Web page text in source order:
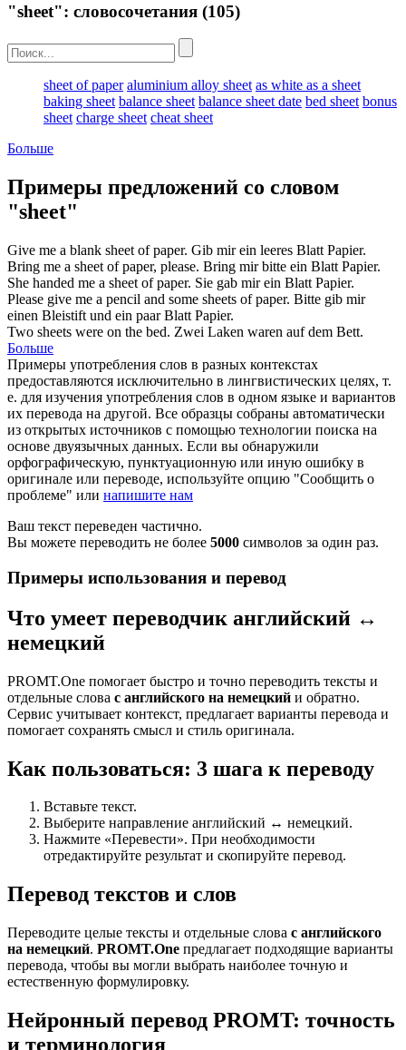
"sheet": словосочетания (105)
sheet of paper aluminium alloy sheet as white as a sheet
baking sheet balance sheet balance sheet date bed sheet bonus
sheet charge sheet cheat sheet
Больше
Примеры предложений со словом
"sheet"
Give me a blank sheet of paper. Gib mir ein leeres Blatt Papier.
Bring me a sheet of paper, please. Bring mir bitte ein Blatt Papier.
She handed me a sheet of paper. Sie gab mir ein Blatt Papier.
Please give me a pencil and some sheets of paper. Bitte gib mir
einen Bleistift und ein paarBlatt Papier.
Two sheets were on the bed. Zwei Laken waren auf dem Bett.
Больше
Примеры употребления слов в разных контекстах
предоставляются исключительно в лингвистических целях, т.
е. для изучения употребления слов в одном языке и вариантов
их перевода на другой. Все образцы собраны автоматически
из открытых источников с помощью технологии поиска на
основе двуязычных данных. Если вы обнаружили
орфографическую, пунктуационную или иную ошибку в
оригинале или переводе, используйте опцию "Сообщить о
проблеме" или напишите нам
Ваш текст переведен частично.
Вы можете переводить не более 5000 символов за один раз.
Примеры использования и перевод
Что умеет переводчик английский ↔
немецкий
PROMT.One помогает быстро и точно переводить тексты и
отдельные слова с английского на немецкий и обратно.
Сервис учитывает контекст, предлагает варианты перевода и
помогает сохранять смысл и стиль оригинала.
Как пользоваться: 3 шага к переводу
Вставьте текст.
Выберите направление английский ↔ немецкий.
Нажмите «Перевести». При необходимости
отредактируйте результат и скопируйте перевод.
Перевод текстов и слов
Переводите целые тексты и отдельные слова с английского
на немецкий. PROMT.One предлагает подходящие варианты
перевода, чтобы вы могли выбрать наиболее точную и
естественную формулировку.
Нейронный перевод PROMT: точность
и терминология